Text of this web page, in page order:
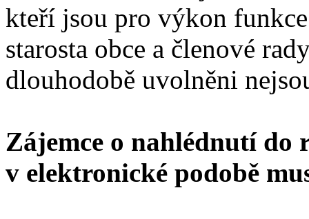
kteří jsou pro výkon
starosta obce a členové
dlouhodobě uvolněni
Zájemce o nahlédnutí do
v elektronické podobě